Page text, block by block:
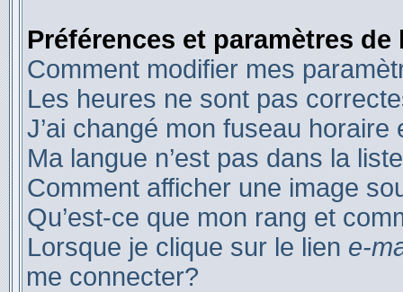
Préférences et paramètres de
Comment modifier mes
Les heures ne sont pas
J’ai changé mon fuseau
Ma langue n’est pas dans la
Comment afficher une image
Qu’est-ce que mon rang et
Lorsque je clique sur le lien e-
me connecter?